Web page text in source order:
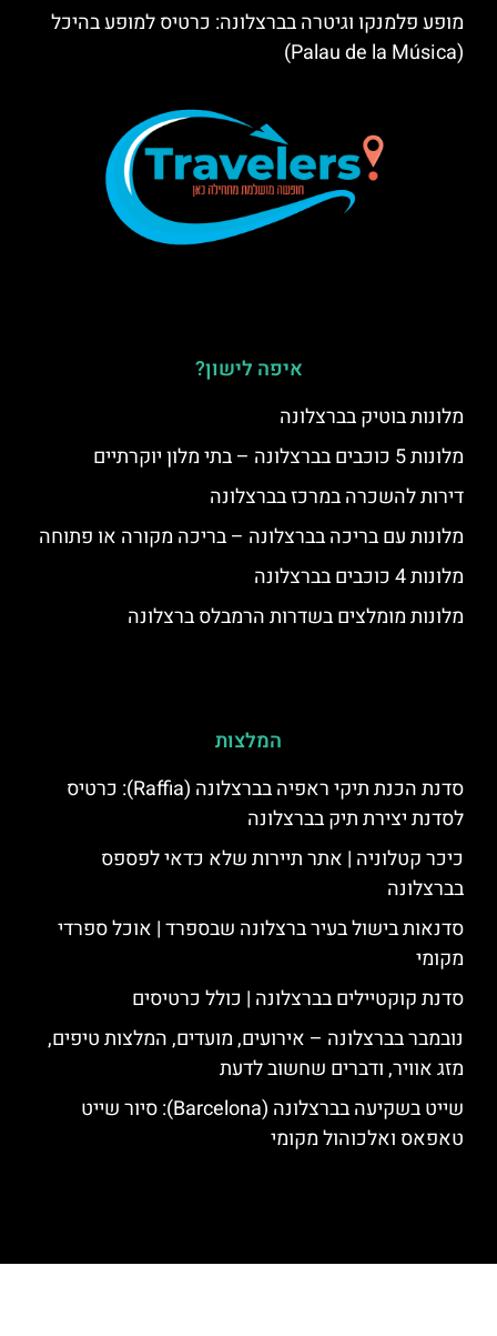
מופע פלמנקו וגיטרה בברצלונה: כרטיס למופע בהיכל
(Palau de la Música)
איפה לישון?
מלונות בוטיק בברצלונה
מלונות 5 כוכבים בברצלונה – בתי מלון יוקרתיים
דירות להשכרה במרכז בברצלונה
מלונות עם בריכה בברצלונה – בריכה מקורה או פתוחה
מלונות 4 כוכבים בברצלונה
מלונות מומלצים בשדרות הרמבלס ברצלונה
המלצות
סדנת הכנת תיקי ראפיה בברצלונה (Raffia): כרטיס
לסדנת יצירת תיק בברצלונה
כיכר קטלוניה | אתר תיירות שלא כדאי לפספס
בברצלונה
סדנאות בישול בעיר ברצלונה שבספרד | אוכל ספרדי
מקומי
סדנת קוקטיילים בברצלונה | כולל כרטיסים
נובמבר בברצלונה – אירועים, מועדים, המלצות טיפים,
מזג אוויר, ודברים שחשוב לדעת
שייט בשקיעה בברצלונה (Barcelona): סיור שייט
טאפאס ואלכוהול מקומי